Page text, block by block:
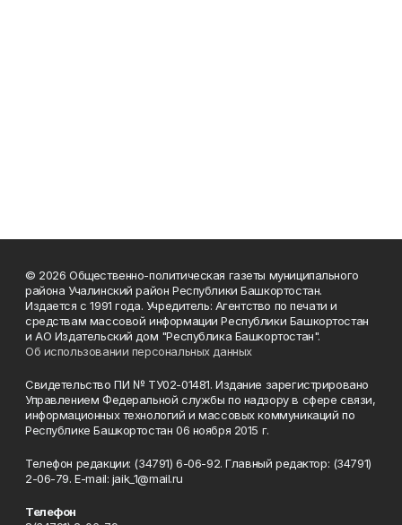
© 2026 Общественно-политическая газеты муниципального
района Учалинский район Республики Башкортостан.
Издается с 1991 года. Учредитель: Агентство по печати и
средствам массовой информации Республики Башкортостан
и АО Издательский дом "Республика Башкортостан".
Об использовании персональных данных
Свидетельство ПИ № ТУ02-01481. Издание зарегистрировано
Управлением Федеральной службы по надзору в сфере связи,
информационных технологий и массовых коммуникаций по
Республике Башкортостан 06 ноября 2015 г.
Телефон редакции: (34791) 6-06-92. Главный редактор: (34791)
2-06-79. Е-mаil: jaik_1@mail.ru
Телефон